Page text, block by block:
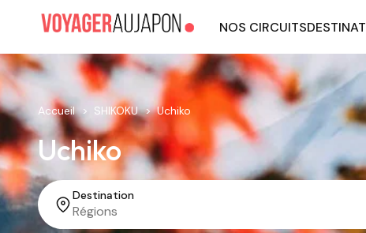
NOS CIRCUITS
Accueil SHIKOKU Uchiko
Uchiko
Destination